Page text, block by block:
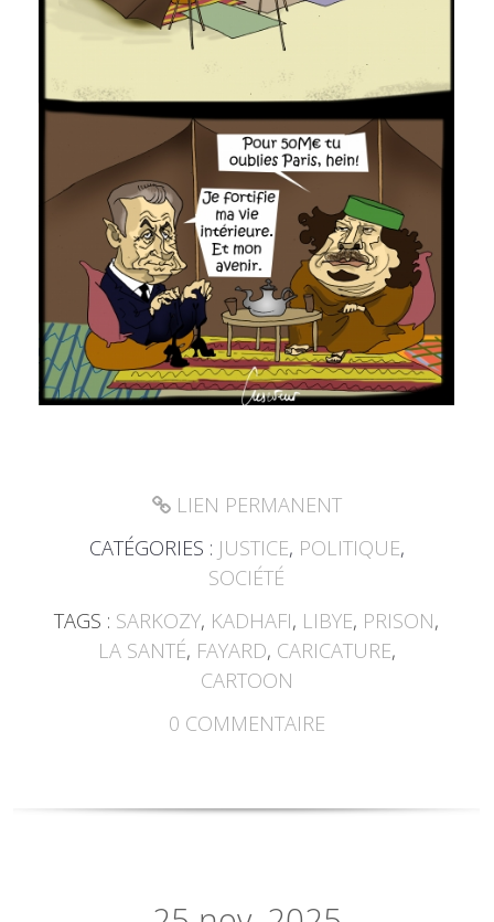
LIEN PERMANENT
CATÉGORIES : JUSTICE, POLITIQUE,
SOCIÉTÉ
TAGS : SARKOZY, KADHAFI, LIBYE, PRISON,
LA SANTÉ, FAYARD, CARICATURE,
CARTOON
0 COMMENTAIRE